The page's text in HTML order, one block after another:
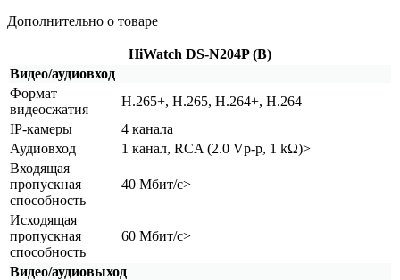
Дополнительно о товаре
HiWatch DS-N204P (B)
Видео/аудиовход
Формат
видеосжатия
H.265+, H.265, H.264+, H.264
IP-камеры
4 канала
Аудиовход
1 канал, RCA (2.0 Vp-p, 1 kΩ)>
Входящая
пропускная
способность
40 Мбит/с>
Исходящая
пропускная
способность
60 Мбит/с>
Видео/аудиовыход